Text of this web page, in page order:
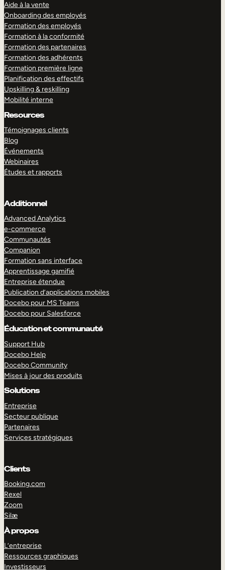
Aide à la vente
Onboarding des employés
Formation des employés
Formation à la conformité
Formation des partenaires
Formation des adhérents
Formation première ligne
Planification des effectifs
Upskilling & reskilling
Mobilité interne
Resources
Témoignages clients
Blog
Événements
Webinaires
Études et rapports
Additionnel
Advanced Analytics
e-commerce
Communautés
Companion
Formation sans interface
Apprentissage gamifié
Entreprise étendue
Publication d’applications mobiles
Docebo pour MS Teams
Docebo pour Salesforce
Éducation et communauté
Support Hub
Docebo Help
Docebo Community
Mises à jour des produits
Solutions
Entreprise
Secteur publique
Partenaires
Services stratégiques
Clients
Booking.com
Rexel
Zoom
Silæ
À propos
L’entreprise
Ressources graphiques
Investisseurs